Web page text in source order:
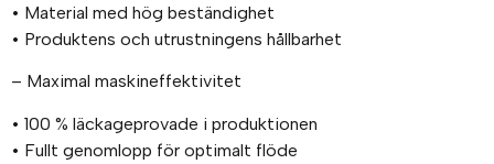
• Material med hög beständighet
• Produktens och utrustningens hållbarhet
– Maximal maskineffektivitet
• 100 % läckageprovade i produktionen
• Fullt genomlopp för optimalt flöde